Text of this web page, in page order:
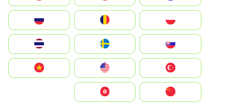
România
Slovensko
United States
Vietnam